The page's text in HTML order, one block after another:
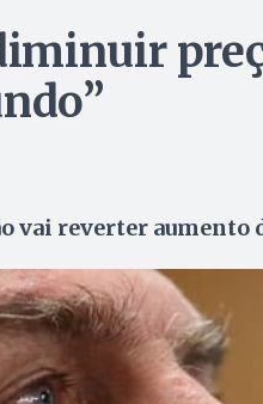
vai reverter aumento